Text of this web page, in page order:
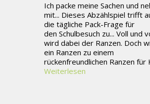
Ich packe meine Sachen und
mit... Dieses Abzählspiel trifft
die tägliche Pack-Frage für
den Schulbesuch zu... Voll und
wird dabei der Ranzen. Doch
ein Ranzen zu einem
rückenfreundlichen Ranzen für
Weiterlesen